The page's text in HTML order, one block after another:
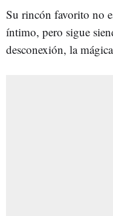
Su rincón favorito no
íntimo, pero sigue
desconexión, la